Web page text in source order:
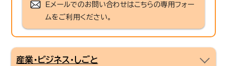
Eメールでのお問い合わせはこちらの専用フォー
ムをご利用ください。
産業・ビジネス・しごと